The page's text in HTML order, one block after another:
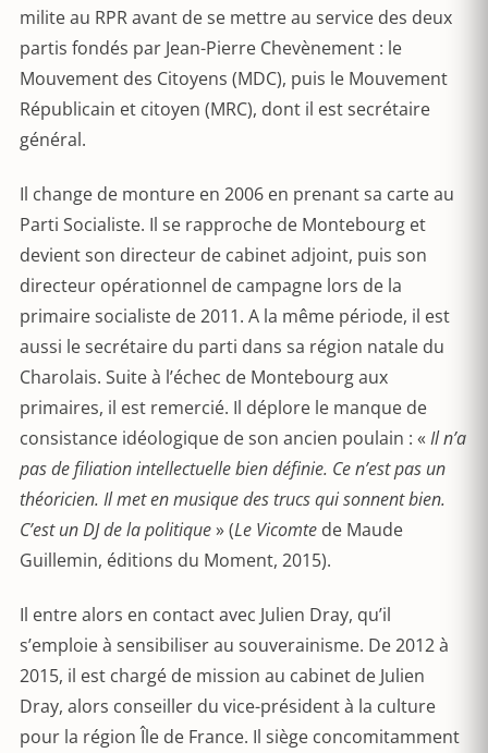
milite au RPR avant de se mettre au service des deux
partis fondés par Jean-Pierre Chevènement : le
Mouvement des Citoyens (MDC), puis le Mouvement
Républicain et citoyen (MRC), dont il est secrétaire
général.
Il change de monture en 2006 en prenant sa carte au
Parti Socialiste. Il se rapproche de Montebourg et
devient son directeur de cabinet adjoint, puis son
directeur opérationnel de campagne lors de la
primaire socialiste de 2011. A la même période, il est
aussi le secrétaire du parti dans sa région natale du
Charolais. Suite à l’échec de Montebourg aux
primaires, il est remercié. Il déplore le manque de
consistance idéologique de son ancien poulain : « Il n’a
pas de filiation intellectuelle bien définie. Ce n’est pas un
théoricien. Il met en musique des trucs qui sonnent bien.
C’est un DJ de la politique» (Le Vicomte de Maude
Guillemin, éditions du Moment, 2015).
Il entre alors en contact avec Julien Dray, qu’il
s’emploie à sensibiliser au souverainisme. De 2012 à
2015, il est chargé de mission au cabinet de Julien
Dray, alors conseiller du vice-président à la culture
pour la région Île de France. Il siège concomitamment